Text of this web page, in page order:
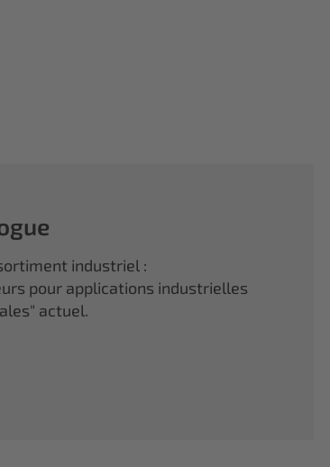
industriel :
pour applications industrielles
actuel.